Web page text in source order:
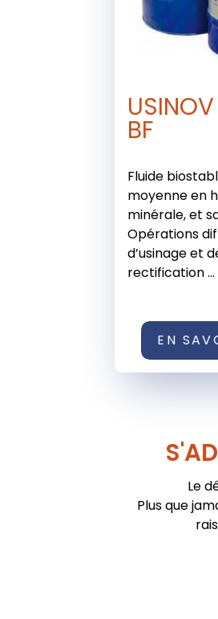
BF
Fluide
moyenne en
minérale, et
Opérations
d’usinage et
rectification ...
EN
Le
Plus que